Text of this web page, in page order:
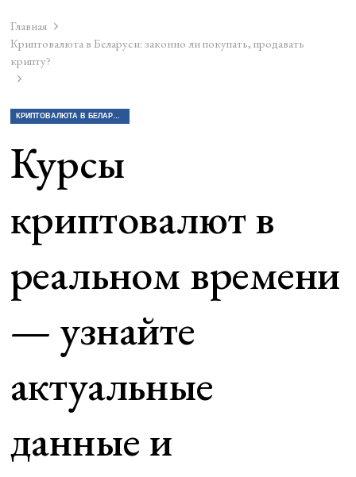
Главная
Криптовалюта в Беларуси: законно ли покупать, продавать
крипту?
КРИПТОВАЛЮТА В БЕЛАРУСИ: ЗАКОННО ЛИ ПОКУПАТЬ, ПРОДАВАТЬ КРИПТУ?
Курсы
криптовалют в
реальном времени
— узнайте
актуальные
данные и